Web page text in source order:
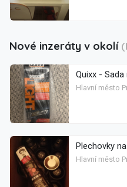
Nové inzeráty v okolí
Quixx -
Hlavní město
Plechovky
Hlavní město